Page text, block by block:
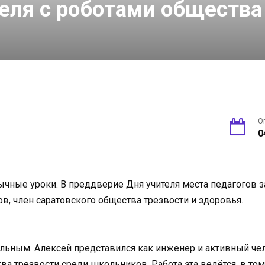
с роботами общества
уроки. В преддверие Дня учителя места педагогов
саратовского общества трезвости и здоровья.
Алексей представился как инженер и активный